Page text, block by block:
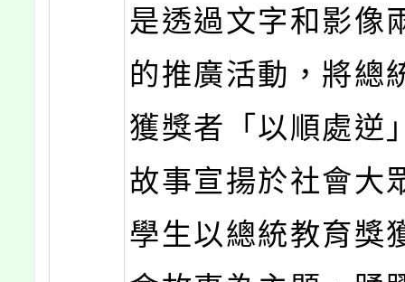
是透過文字和影像
的推廣活動，將總
獲獎者「以順處逆
故事宣揚於社會大
學生以總統教育獎